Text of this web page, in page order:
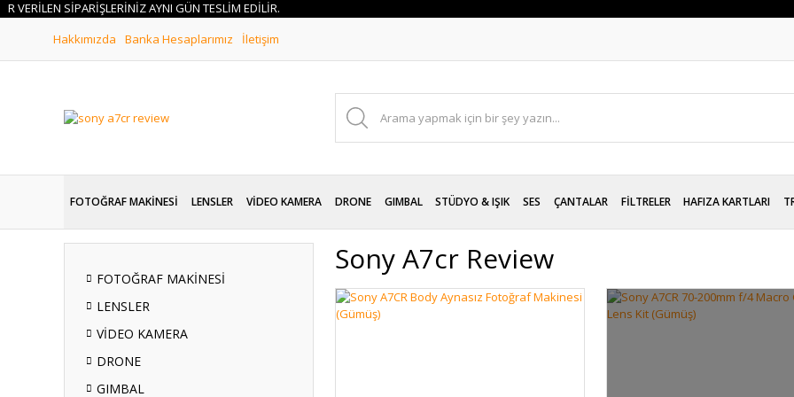
SİPARİŞLERİNİZ AYNI GÜN TESLİM EDİLİR.
Hakkımızda
Banka Hesaplarımız İletişim
FOTOĞRAF MAKİNESİ LENSLER VİDEO KAMERA DRONE GIMBAL STÜDYO & IŞIK SES ÇANTALAR FİLTRELER HAFIZA KARTLARI
FOTOĞRAF MAKİNESİ
LENSLER
VİDEO KAMERA
DRONE
GIMBAL
Sony A7cr Review